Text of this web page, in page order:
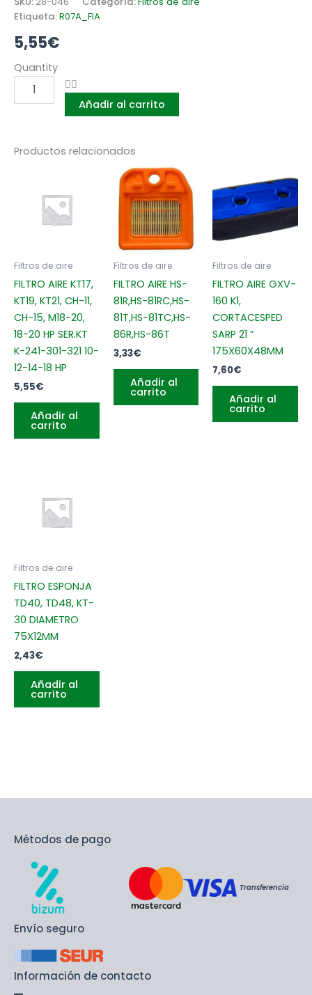
Etiqueta:R07A_FIA
5,55€
Quantity
FILTRO
AIRE
10,16,
482,CV-
155
118
x
78MM
cantidad
Añadir al carrito
Productos relacionados
Filtros de aire
FILTRO AIRE KT17,
KT19, KT21, CH-11,
CH-15, M18-20,
18-20 HP SER.KT
K-241-301-321 10-
12-14-18 HP
5,55€
Añadir al
carrito
Filtros de aire
FILTRO AIRE HS-
81R,HS-81RC,HS-
81T,HS-81TC,HS-
86R,HS-86T
3,33€
Añadir al
carrito
Filtros de aire
FILTRO AIRE GXV-
160 K1,
CORTACESPED
SARP 21 ”
175X60X48MM
7,60€
Añadir al
carrito
Filtros de aire
FILTRO ESPONJA
TD40, TD48, KT-
30 DIAMETRO
75X12MM
2,43€
Añadir al
carrito
Métodos de pago
Transferencia
Envío seguro
Información de contacto